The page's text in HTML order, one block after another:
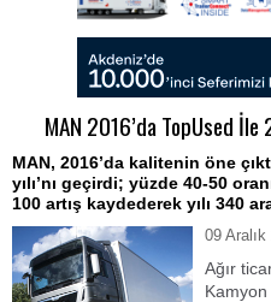
MAN 2016’da TopUsed
MAN, 2016’da kalitenin öne
yılı’nı geçirdi; yüzde 40-50
100 artış kaydederek yılı 340
09
Ağır